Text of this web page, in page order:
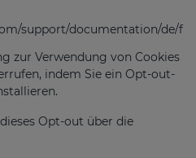
support/documentation/de/
zur Verwendung von Cookies
indem Sie ein Opt-out-
Opt-out über die